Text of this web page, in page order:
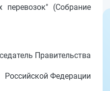
(Собрание
Правительства
Российской Федерации